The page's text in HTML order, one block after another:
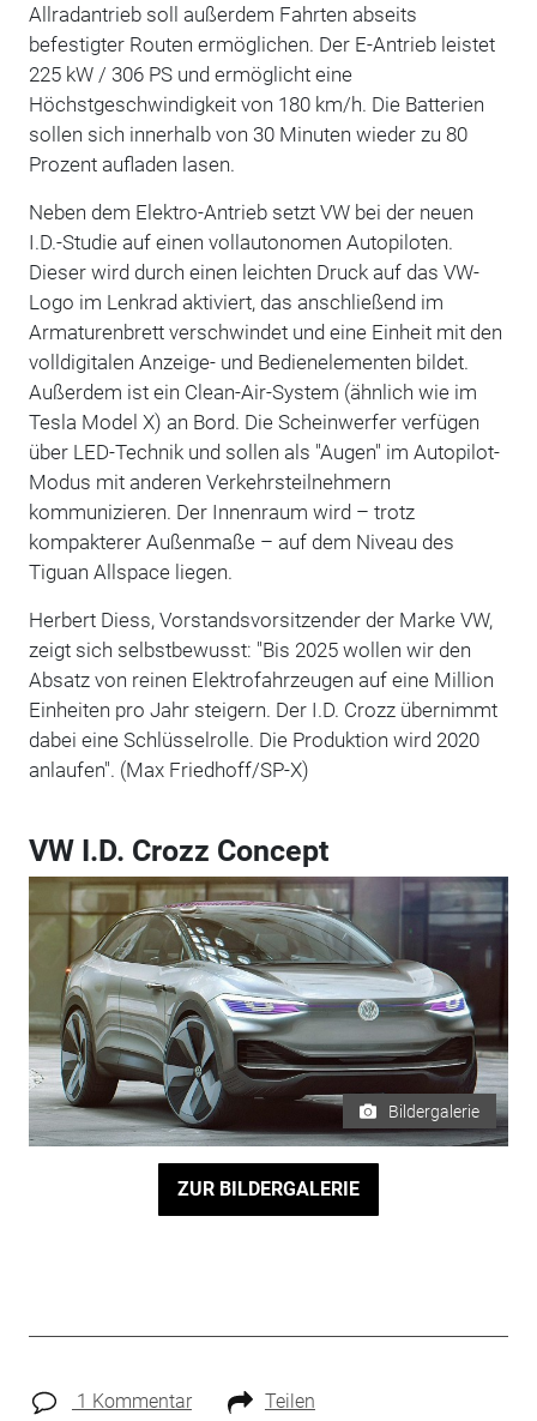
Allradantrieb soll außerdem Fahrten abseits
befestigter Routen ermöglichen. Der E-Antrieb leistet
225 kW / 306 PS und ermöglicht eine
Höchstgeschwindigkeit von 180 km/h. Die Batterien
sollen sich innerhalb von 30 Minuten wieder zu 80
Prozent aufladen lasen.
Neben dem Elektro-Antrieb setzt VW bei der neuen
I.D.-Studie auf einen vollautonomen Autopiloten.
Dieser wird durch einen leichten Druck auf das VW-
Logo im Lenkrad aktiviert, das anschließend im
Armaturenbrett verschwindet und eine Einheit mit den
volldigitalen Anzeige- und Bedienelementen bildet.
Außerdem ist ein Clean-Air-System (ähnlich wie im
Tesla Model X) an Bord. Die Scheinwerfer verfügen
über LED-Technik und sollen als "Augen" im Autopilot-
Modus mit anderen Verkehrsteilnehmern
kommunizieren. Der Innenraum wird – trotz
kompakterer Außenmaße – auf dem Niveau des
Tiguan Allspace liegen.
Herbert Diess, Vorstandsvorsitzender der Marke VW,
zeigt sich selbstbewusst: "Bis 2025 wollen wir den
Absatz von reinen Elektrofahrzeugen auf eine Million
Einheiten pro Jahr steigern. Der I.D. Crozz übernimmt
dabei eine Schlüsselrolle. Die Produktion wird 2020
anlaufen". (Max Friedhoff/SP-X)
VW I.D. Crozz Concept
Bildergalerie
ZUR BILDERGALERIE
1 Kommentar Teilen